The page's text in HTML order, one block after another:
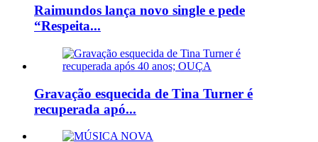
Raimundos lança novo single e pede
“Respeita...
Gravação esquecida de Tina Turner é
recuperada apó...